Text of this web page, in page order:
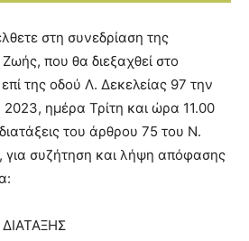
στη συνεδρίαση της
που θα διεξαχθεί στο
της οδού Λ. Δεκελείας 97 την
2023, ημέρα Τρίτη και ώρα 11.00
του άρθρου 75 του Ν.
για συζήτηση και λήψη απόφασης